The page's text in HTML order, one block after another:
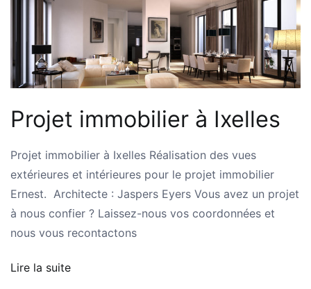
Projet immobilier à Ixelles
Projet immobilier à Ixelles Réalisation des vues
extérieures et intérieures pour le projet immobilier
Ernest. Architecte : Jaspers Eyers Vous avez un projet
à nous confier ? Laissez-nous vos coordonnées et
nous vous recontactons
Lire la suite